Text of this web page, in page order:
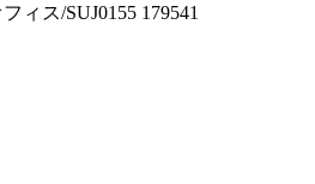
ィス/SUJ0155 179541